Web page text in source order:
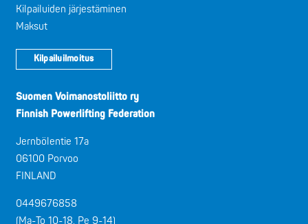
Kilpailuiden järjestäminen
Maksut
Kilpailuilmoitus
Suomen Voimanostoliitto ry
Finnish Powerlifting Federation
Jernbölentie 17a
06100 Porvoo
FINLAND
0449676858
(Ma-To 10-18, Pe 9-14)